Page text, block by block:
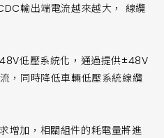
輸出端電流越來越大， 線纜
低壓系統化，通過提供±48V
，同時降低車輛低壓系統線纜
增加，相關組件的耗電量將進